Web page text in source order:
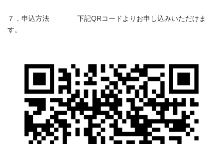
７．申込方法 下記QRコードよりお申し込みいただけま
す。